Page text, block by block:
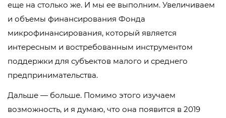
еще на столько же. И мы ее выполним. Увеличиваем
и объемы финансирования Фонда
микрофинансирования, который является
интересным и востребованным инструментом
поддержки для субъектов малого и среднего
предпринимательства.
Дальше — больше. Помимо этого изучаем
возможность, и я думаю, что она появится в 2019